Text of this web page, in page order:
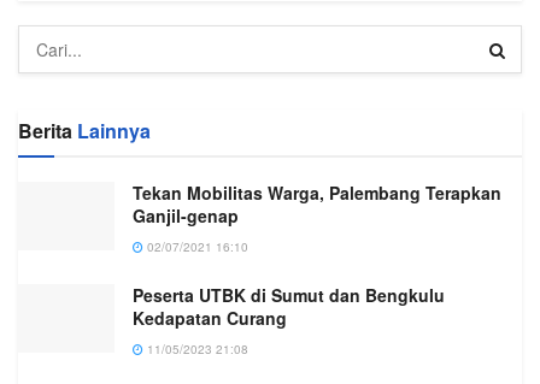
Berita Lainnya
Tekan Mobilitas Warga, Palembang Terapkan
Ganjil-genap
02/07/2021 16:10
Peserta UTBK di Sumut dan Bengkulu
Kedapatan Curang
11/05/2023 21:08